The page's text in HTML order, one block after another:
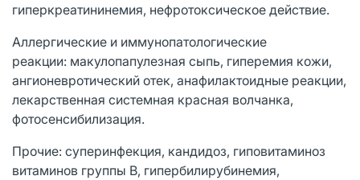
гиперкреатининемия, нефротоксическое действие.
Аллергические и иммунопатологические
реакции: макулопапулезная сыпь, гиперемия кожи,
ангионевротический отек, анафилактоидные реакции,
лекарственная системная красная волчанка,
фотосенсибилизация.
Прочие: суперинфекция, кандидоз, гиповитаминоз
витаминов группы B, гипербилирубинемия,